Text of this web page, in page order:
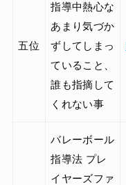
五位
指導中熱心な
あまり気づか
ずしてしまっ
ていること、
誰も指摘して
くれない事
バレーボール
指導法 プレ
イヤーズファ